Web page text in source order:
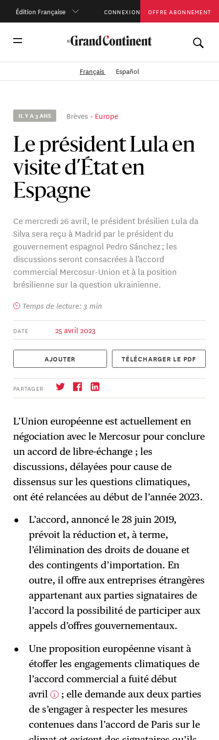
Édition Française CONNEXION OFFRE ABONNEMENT
Français Español
IL Y A 3 ANS Brèves Europe
Le président Lula en
visite d’État en
Espagne
Ce mercredi 26 avril, le président brésilien Lula da
Silva sera reçu à Madrid par le président du
gouvernement espagnol Pedro Sánchez ; les
discussions seront consacrées à l’accord
commercial Mercosur-Union et à la position
brésilienne sur la question ukrainienne.
Temps de lecture: 3 min
DATE 25 avril 2023
AJOUTER TÉLÉCHARGER LE PDF
PARTAGER
→ S'abonner
L’Union européenne est actuellement en
négociation avec le Mercosur pour conclure
un accord de libre-échange ; les
discussions, délayées pour cause de
dissensus sur les questions climatiques,
ont été relancées au début de l’année 2023.
L’accord, annoncé le 28 juin 2019,
prévoit la réduction et, à terme,
l’élimination des droits de douane et
des contingents d’importation. En
outre, il offre aux entreprises étrangères
appartenant aux parties signataires de
l’accord la possibilité de participer aux
appels d’offres gouvernementaux.
Une proposition européenne visant à
étoffer les engagements climatiques de
l’accord commercial a fuité début
avril
1 ; elle demande aux deux parties
de s’engager à respecter les mesures
contenues dans l’accord de Paris sur le